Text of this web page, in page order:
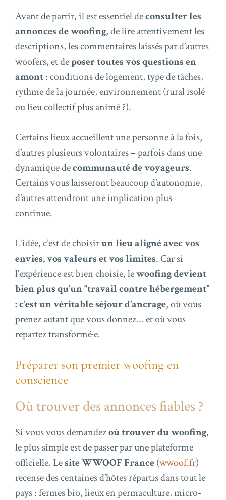
Avant de partir, il est essentiel deconsulter les
annonces de woofing, de lire attentivement les
descriptions, les commentaires laissés par d’autres
woofers, et deposer toutes vos questions en
amont: conditions de logement, type de tâches,
rythme de la journée, environnement (rural isolé
ou lieu collectif plus animé ?).
Certains lieux accueillent une personne à la fois,
d’autres plusieurs volontaires – parfois dans une
dynamique decommunauté de voyageurs.
Certains vous laisseront beaucoup d’autonomie,
d’autres attendront une implication plus
continue.
L’idée, c’est de choisirun lieu aligné avec vos
envies, vos valeurs et vos limites. Car si
l’expérience est bien choisie, lewoofing devient
bien plus qu’un “travail contre hébergement”
: c’est un véritable séjour d’ancrage, où vous
prenez autant que vous donnez… et où vous
repartez transformé·e.
Préparer son premier woofing en
conscience
Où trouver des annonces fiables ?
Si vous vous demandezoù trouver du woofing,
le plus simple est de passer par une plateforme
officielle. Lesite WWOOF France(wwoof.fr)
recense des centaines d’hôtes répartis dans tout le
pays : fermes bio, lieux en permaculture, micro-